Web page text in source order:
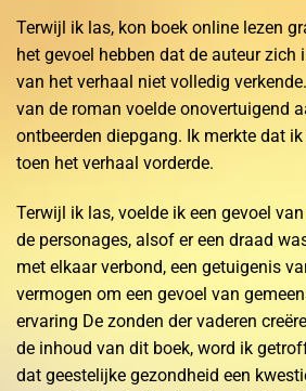
Terwijl ik las, kon boek online lezen
het gevoel hebben dat de auteur zich
van het verhaal niet volledig
van de roman voelde onovertuigend
ontbeerden diepgang. Ik merkte dat
toen het verhaal vorderde.
Terwijl ik las, voelde ik een gevoel
de personages, alsof er een draad
met elkaar verbond, een getuigenis
vermogen om een gevoel van
ervaring De zonden der vaderen
de inhoud van dit boek, word ik
dat geestelijke gezondheid een